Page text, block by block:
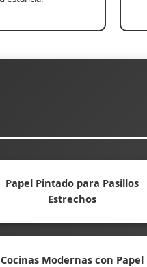
Papel Pintado para Pasillos
Estrechos
Cocinas Modernas con Papel